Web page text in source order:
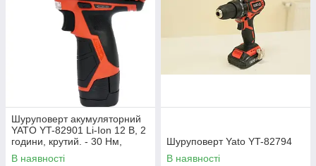
Шуруповерт акумуляторний
YATO YT-82901 Li-Ion 12 В, 2
години, крутий. - 30 Нм,
патрон he10 мм
В наявності
Шуруповерт Yato YT-82794
В наявності